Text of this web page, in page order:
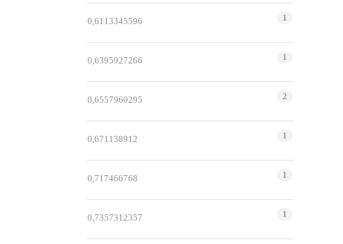
0,6113345596 1
0,6395927266 1
0,6557960295 2
0,671138912 1
0,717466768 1
0,7357312357 1